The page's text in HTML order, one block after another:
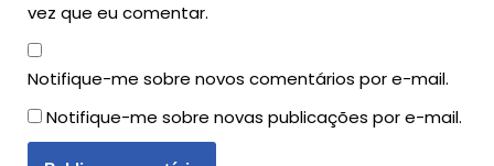
vez que eu comentar.
Notifique-me sobre novos comentários por e-mail.
Notifique-me sobre novas publicações por e-mail.